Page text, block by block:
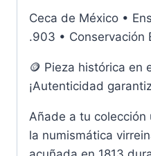
Ceca de México •
.903 • Conservación
🪙 Pieza histórica en
¡Autenticidad
Añade a tu
la numismática